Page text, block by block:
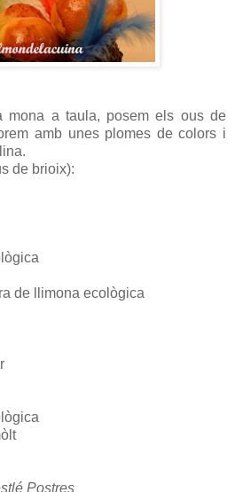
mona a taula, posem els ous de
amb unes plomes de colors i
de brioix):
de llimona ecològica
Postres